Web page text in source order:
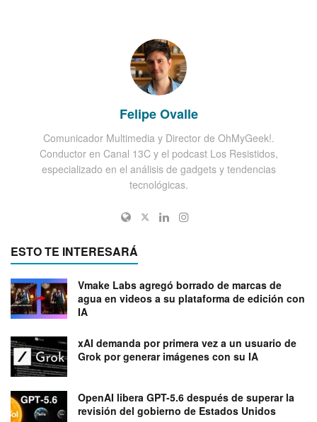
Felipe Ovalle
Comunicador Multimedia y Director de OhMyGeek!.
Conductor en Canal 13C y el podcast Los Resistidos,
especializado en el análisis de gadgets y tendencias
tecnológicas.
ESTO TE INTERESARÁ
Vmake Labs agregó borrado de marcas de
agua en videos a su plataforma de edición con
IA
xAI demanda por primera vez a un usuario de
Grok por generar imágenes con su IA
OpenAI libera GPT-5.6 después de superar la
revisión del gobierno de Estados Unidos